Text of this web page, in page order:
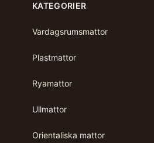
KATEGORIER
Vardagsrumsmattor
Plastmattor
Ryamattor
Ullmattor
Orientaliska mattor